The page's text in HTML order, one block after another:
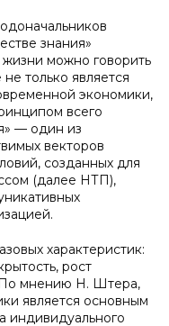
знания»
можно говорить
только является
экономики,
всего
— один из
векторов
созданных для
(далее НТП),
характеристик:
рост
По мнению Н. Штера,
является основным
индивидуального